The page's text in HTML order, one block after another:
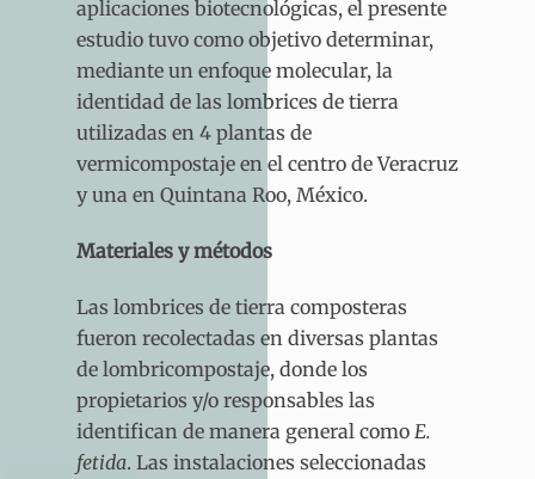
aplicaciones biotecnológicas, el presente
estudio tuvo como objetivo determinar,
mediante un enfoque molecular, la
identidad de las lombrices de tierra
utilizadas en 4 plantas de
vermicompostaje en el centro de Veracruz
y una en Quintana Roo, México.
Materiales y métodos
Las lombrices de tierra composteras
fueron recolectadas en diversas plantas
de lombricompostaje, donde los
propietarios y/o responsables las
identifican de manera general como E.
fetida. Las instalaciones seleccionadas